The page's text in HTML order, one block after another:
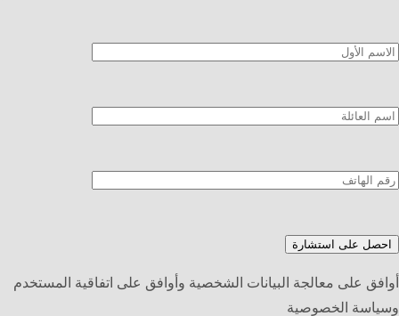
أوافق على معالجة البيانات الشخصية وأوافق على اتفاقية المستخدم
وسياسة الخصوصية